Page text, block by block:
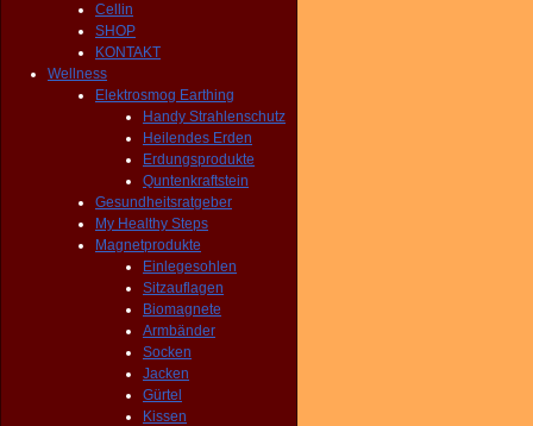
Cellin
SHOP
KONTAKT
Wellness
Elektrosmog Earthing
Handy Strahlenschutz
Heilendes Erden
Erdungsprodukte
Quntenkraftstein
Gesundheitsratgeber
My Healthy Steps
Magnetprodukte
Einlegesohlen
Sitzauflagen
Biomagnete
Armbänder
Socken
Jacken
Gürtel
Kissen